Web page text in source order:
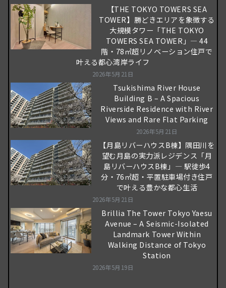
【THE TOKYO TOWERS SEA
TOWER】勝どきエリアを象徴する
大規模タワー「THE TOKYO
TOWERS SEA TOWER」― 44
階・78㎡超リノベーション住戸で
叶える都心湾岸ライフ
2026年5月21日
Tsukishima River House
Building B – A Spacious
Riverside Residence with River
Views and Rare Flat Parking
2026年5月21日
【月島リバーハウスB棟】隅田川を
望む月島の実力派レジデンス「月
島リバーハウスB棟」― 駅徒歩4
分・76㎡超・平置駐車場付き住戸
で叶える豊かな都心生活
2026年5月21日
Brillia The Tower Tokyo Yaesu
Avenue – A Seismic-Isolated
Landmark Tower Within
Walking Distance of Tokyo
Station
2026年5月19日